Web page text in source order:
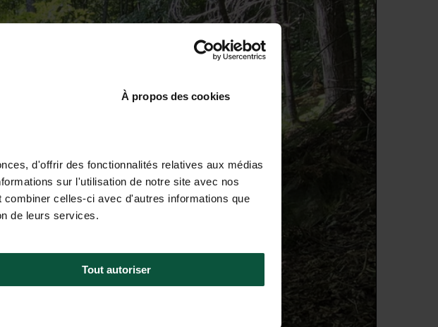
À propos des cookies
d'offrir des fonctionnalités relatives aux médias
sur l'utilisation de notre site avec nos
celles-ci avec d'autres informations que
de leurs services.
Tout autoriser